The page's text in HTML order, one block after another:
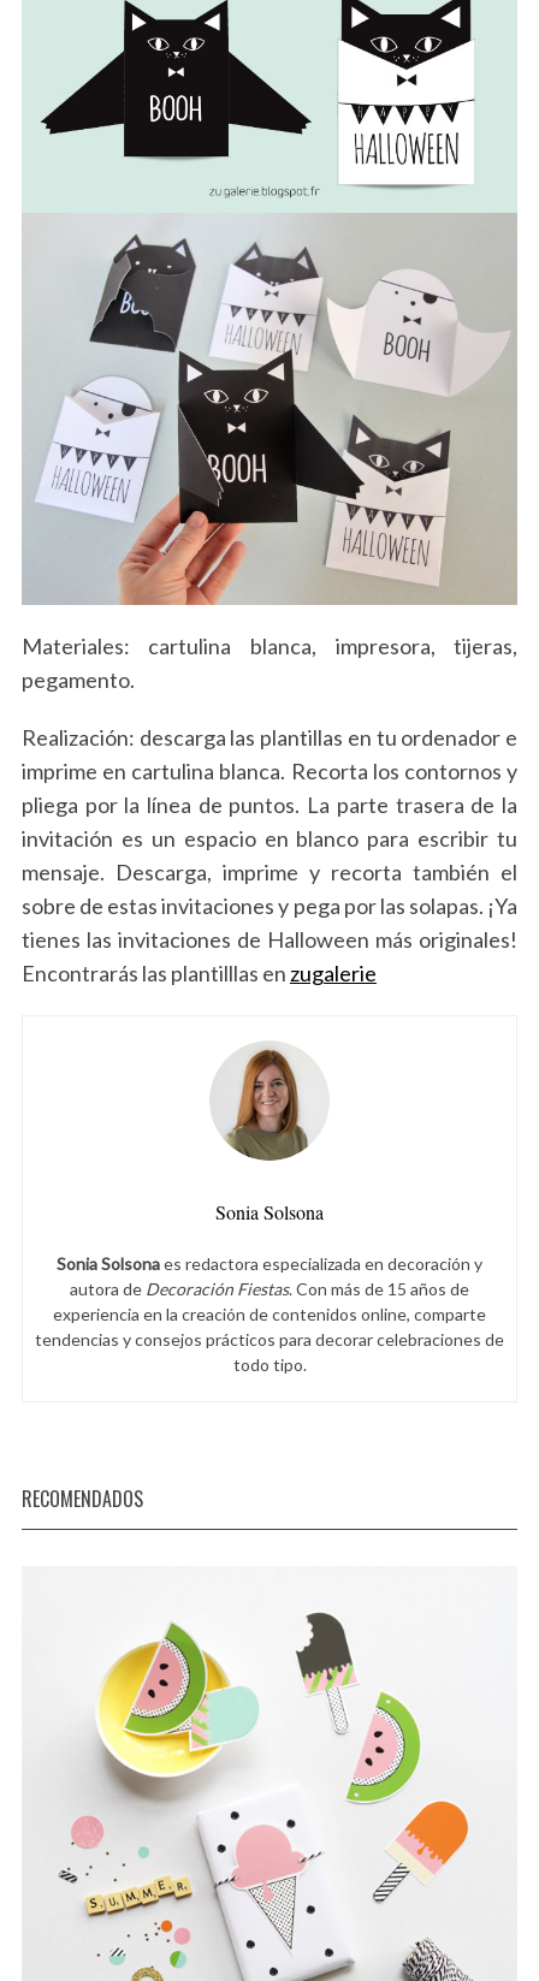
Materiales: cartulina blanca, impresora, tijeras,
pegamento.
Realización: descarga las plantillas en tu ordenador e
imprime en cartulina blanca. Recorta los contornos y
pliega por la línea de puntos. La parte trasera de la
invitación es un espacio en blanco para escribir tu
mensaje. Descarga, imprime y recorta también el
sobre de estas invitaciones y pega por las solapas. ¡Ya
tienes las invitaciones de Halloween más originales!
Encontrarás las plantilllas en zugalerie
Sonia Solsona
Sonia Solsonaes redactora especializada en decoración y
autora de Decoración Fiestas. Con más de 15 años de
experiencia en la creación de contenidos online, comparte
tendencias y consejos prácticos para decorar celebraciones de
todo tipo.
RECOMENDADOS